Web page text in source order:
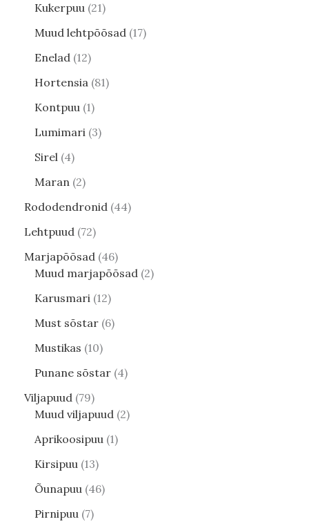
Kukerpuu 21
Muud lehtpõõsad 17
Enelad 12
Hortensia 81
Kontpuu 1
Lumimari 3
Sirel 4
Maran 2
Rododendronid 44
Lehtpuud 72
Marjapõõsad 46
Muud marjapõõsad 2
Karusmari 12
Must sõstar 6
Mustikas 10
Punane sõstar 4
Viljapuud 79
Muud viljapuud 2
Aprikoosipuu 1
Kirsipuu 13
Õunapuu 46
Pirnipuu 7